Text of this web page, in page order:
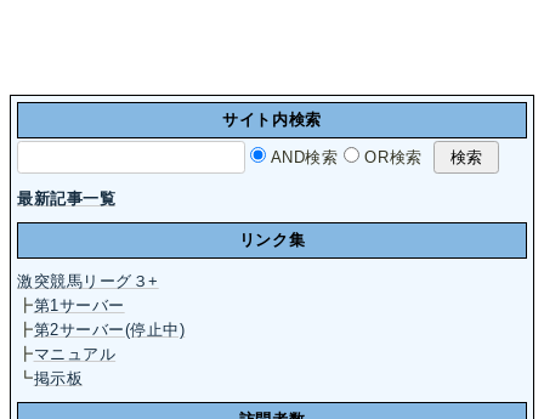
サイト内検索
AND検索 OR検索
最新記事一覧
リンク集
激突競馬リーグ３+
┣第1サーバー
┣第2サーバー(停止中)
┣マニュアル
┗掲示板